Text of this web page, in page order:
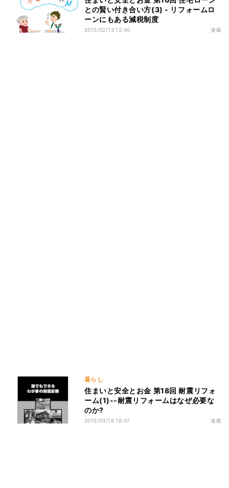
との賢い付き合い方(3) - リフォームロ
ーンにもある減税制度
2015/02/13 12:40 連載
暮らし
住まいと安全とお金 第18回 耐震リフォ
ーム(1)--耐震リフォームはなぜ必要な
のか?
2015/03/16 16:47 連載